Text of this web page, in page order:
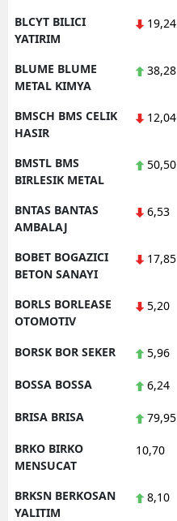
BLCYT BILICI
YATIRIM
19,24
BLUME BLUME
METAL KIMYA
38,28
BMSCH BMS CELIK
HASIR
12,04
BMSTL BMS
BIRLESIK METAL
50,50
BNTAS BANTAS
AMBALAJ
6,53
BOBET BOGAZICI
BETON SANAYI
17,85
BORLS BORLEASE
OTOMOTIV
5,20
BORSK BOR SEKER 5,96
BOSSA BOSSA 6,24
BRISA BRISA 79,95
BRKO BIRKO
MENSUCAT
10,70
BRKSN BERKOSAN
YALITIM
8,10